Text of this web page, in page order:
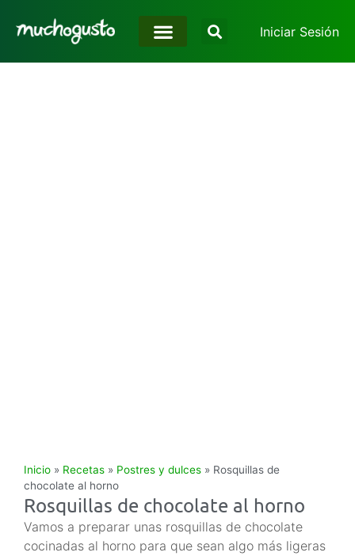
Iniciar Sesión
Inicio » Recetas » Postres y dulces » Rosquillas de
chocolate al horno
Rosquillas de chocolate al horno
Vamos a preparar unas rosquillas de chocolate
cocinadas al horno para que sean algo más ligeras